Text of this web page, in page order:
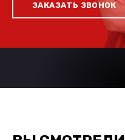
ЗАКАЗАТЬ ЗВОНОК